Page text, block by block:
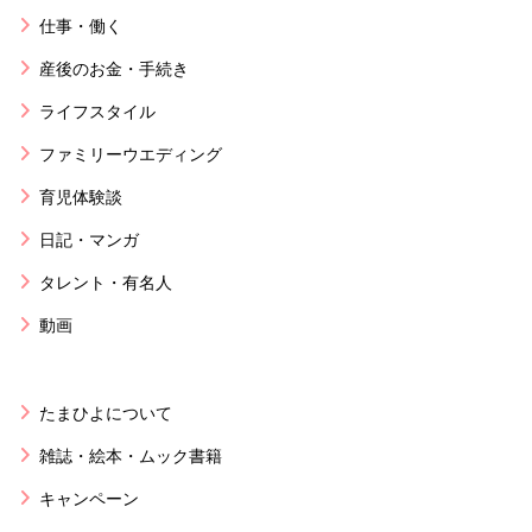
仕事・働く
産後のお金・手続き
ライフスタイル
ファミリーウエディング
育児体験談
日記・マンガ
タレント・有名人
動画
たまひよについて
雑誌・絵本・ムック書籍
キャンペーン